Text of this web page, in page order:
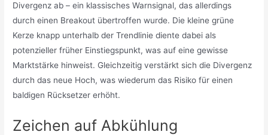
Divergenz ab – ein klassisches Warnsignal, das allerdings
durch einen Breakout übertroffen wurde. Die kleine grüne
Kerze knapp unterhalb der Trendlinie diente dabei als
potenzieller früher Einstiegspunkt, was auf eine gewisse
Marktstärke hinweist. Gleichzeitig verstärkt sich die Divergenz
durch das neue Hoch, was wiederum das Risiko für einen
baldigen Rücksetzer erhöht.
Zeichen auf Abkühlung